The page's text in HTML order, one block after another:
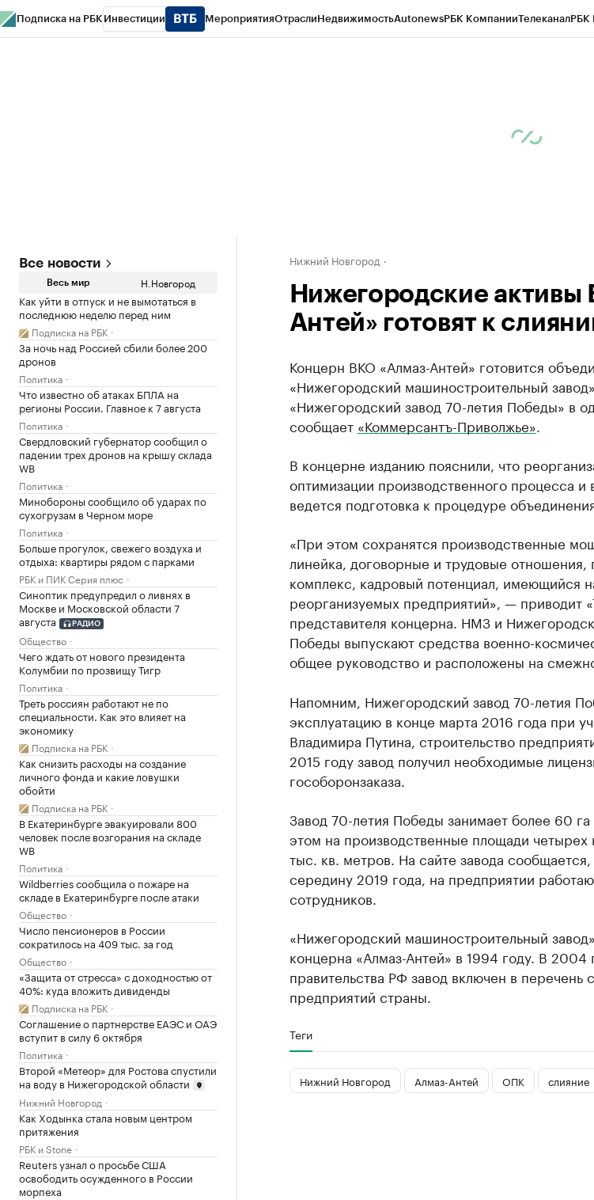
Подписка на РБК Инвестиции МероприятияОтраслиНедвижимостьAutonewsРБК КомпанииТелеканалРБК
Все новости
Весь мир Н.Новгород
Как уйти в отпуск и не вымотаться в
последнюю неделю перед ним
Подписка на РБК
За ночь над Россией сбили более 200
дронов
Политика
Что известно об атаках БПЛА на
регионы России. Главное к 7 августа
Политика
Свердловский губернатор сообщил о
падении трех дронов на крышу склада
WB
Политика
Минобороны сообщило об ударах по
сухогрузам в Черном море
Политика
Больше прогулок, свежего воздуха и
отдыха: квартиры рядом с парками
РБК и ПИК Серия плюс
Синоптик предупредил о ливнях в
Москве и Московской области 7
августа
РАДИО
Общество
Чего ждать от нового президента
Колумбии по прозвищу Тигр
Политика
Треть россиян работают не по
специальности. Как это влияет на
экономику
Подписка на РБК
Как снизить расходы на создание
личного фонда и какие ловушки
обойти
Подписка на РБК
В Екатеринбурге эвакуировали 800
человек после возгорания на складе
WB
Политика
Wildberries сообщила о пожаре на
складе в Екатеринбурге после атаки
Общество
Число пенсионеров в России
сократилось на 409 тыс. за год
Общество
«Защита от стресса» с доходностью от
40%: куда вложить дивиденды
Подписка на РБК
Соглашение о партнерстве ЕАЭС и ОАЭ
вступит в силу 6 октября
Политика
Второй «Метеор» для Ростова спустили
на воду в Нижегородской области
Нижний Новгород
Как Ходынка стала новым центром
притяжения
РБК и Stone
Reuters узнал о просьбе США
освободить осужденного в России
морпеха
Нижний Новгород
Нижегородские
Антей» готовят к
Концерн ВКО «Алмаз-Антей» готовится
«Нижегородский машиностроительный
«Нижегородский завод 70-летия Победы» в
сообщает «Коммерсантъ-Приволжье»
В концерне изданию пояснили, что
оптимизации производственного процесса
ведется подготовка к процедуре
«При этом сохранятся производственные
линейка, договорные и трудовые
комплекс, кадровый потенциал, имеющийся
реорганизуемых предприятий», — приводит
представителя концерна. НМЗ и
Победы выпускают средства военно-
общее руководство и расположены на
Напомним, Нижегородский завод 70-летия
эксплуатацию в конце марта 2016 года при
Владимира Путина, строительство
2015 году завод получил необходимые
гособоронзаказа.
Завод 70-летия Победы занимает более 60
этом на производственные площади четырех
тыс. кв. метров. На сайте завода
середину 2019 года, на предприятии
сотрудников.
«Нижегородский машиностроительный
концерна «Алмаз-Антей» в 1994 году. В
правительства РФ завод включен в перечень
предприятий страны.
Теги
Нижний Новгород Алмаз-Антей ОПК слияние